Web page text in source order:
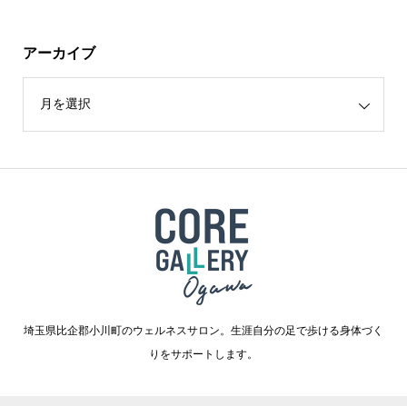
アーカイブ
埼玉県比企郡小川町のウェルネスサロン。生涯自分の足で歩ける身体づく
りをサポートします。